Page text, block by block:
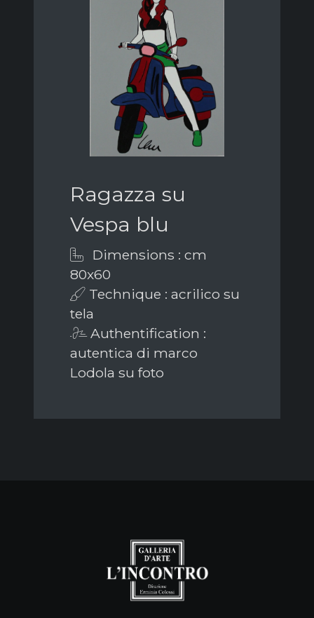
Ragazza su
Vespa blu
Dimensions : cm
80x60
Technique : acrilico su
tela
Authentification :
autentica di marco
Lodola su foto